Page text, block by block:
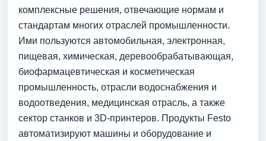
комплексные решения, отвечающие нормам и
стандартам многих отраслей промышленности.
Ими пользуются автомобильная, электронная,
пищевая, химическая, деревообрабатывающая,
биофармацевтическая и косметическая
промышленность, отрасли водоснабжения и
водоотведения, медицинская отрасль, а также
сектор станков и 3D-принтеров. Продукты Festo
автоматизируют машины и оборудование и